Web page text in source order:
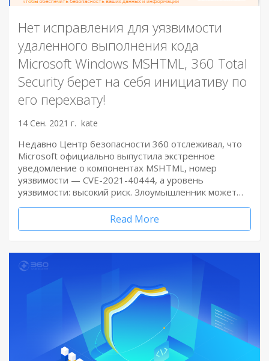
Нет исправления для уязвимости
удаленного выполнения кода
Microsoft Windows MSHTML, 360 Total
Security берет на себя инициативу по
его перехвату!
14 Сен. 2021 г. kate
Недавно Центр безопасности 360 отслеживал, что
Microsoft официально выпустила экстренное
уведомление о компонентах MSHTML, номер
уязвимости — CVE-2021-40444, а уровень
уязвимости: высокий риск. Злоумышленник может…
Read More